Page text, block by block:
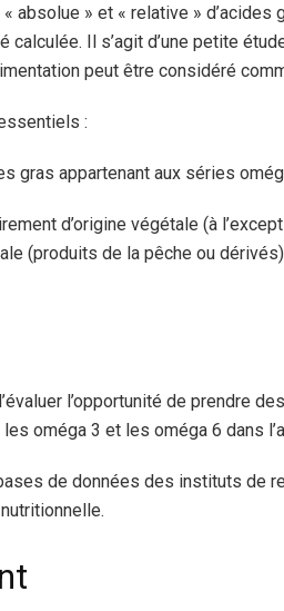
absolue » et « relative »
Il s’agit d’une petite
peut être considéré
:
gras appartenant aux séries
d’origine végétale (à
(produits de la pêche ou
l’opportunité de prendre
oméga 3 et les oméga 6 dans
de données des instituts de